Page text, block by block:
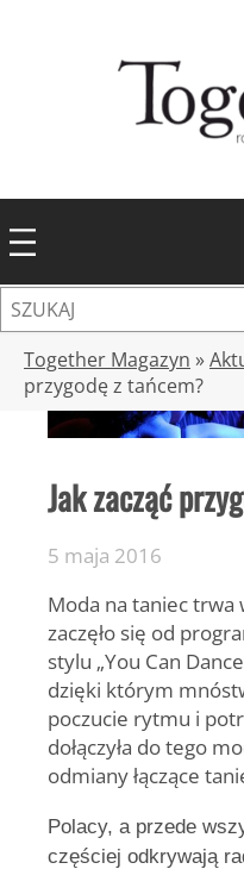
z
Together Magazyn »
przygodę z tańcem?
Jak zacząć
5 maja 2016
Moda na taniec trwa
zaczęło się od
stylu „You Can
dzięki którym
poczucie rytmu i
dołączyła do tego
odmiany łączące
Polacy, a przede
częściej odkrywają